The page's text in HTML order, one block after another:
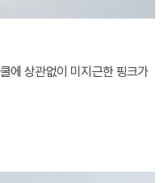
에 상관없이 미지근한 핑크가